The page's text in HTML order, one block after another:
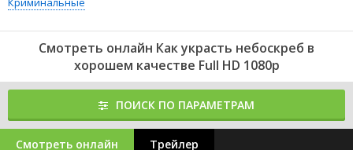
Смотреть онлайн Как украсть небоскреб в
хорошем качестве Full HD 1080p
ПОИСК ПО ПАРАМЕТРАМ
Смотреть онлайн Трейлер